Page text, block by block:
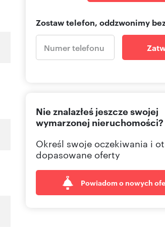
Zostaw telefon, oddzwonimy
Nie znalazłeś jeszcze swojej
wymarzonej nieruchomości?
Określ swoje oczekiwania i
dopasowane oferty
Powiadom o nowych